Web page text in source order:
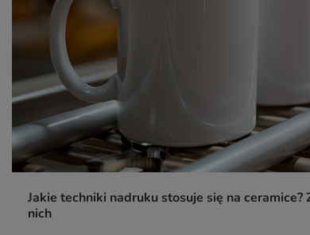
Jakie techniki nadruku stosuje się na
nich